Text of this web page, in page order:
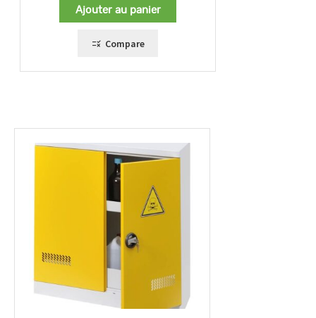
Ajouter au panier
Compare